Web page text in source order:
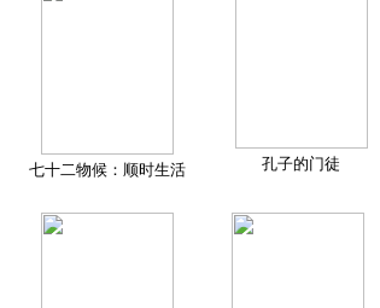
七十二物候：顺时生活 孔子的门徒